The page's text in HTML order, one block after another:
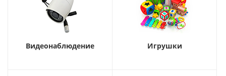
Видеонаблюдение Игрушки